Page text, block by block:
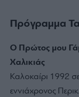
Πρόγραμμα
Ο Πρώτος μου
Χαλικιάς
Καλοκαίρι 1992
εννιάχρονος